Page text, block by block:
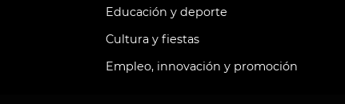
Educación y deporte
Cultura y fiestas
Empleo, innovación y promoción